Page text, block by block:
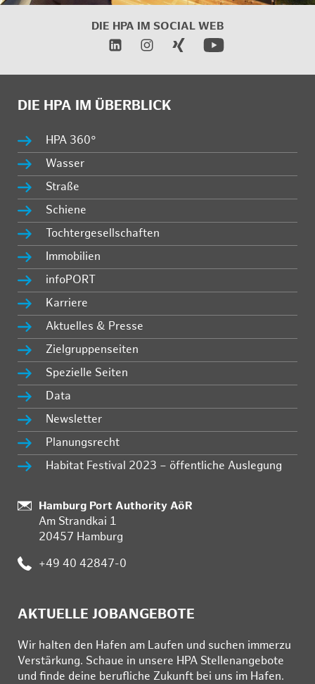
DIE HPA IM SOCIAL WEB
DIE HPA IM ÜBERBLICK
HPA 360°
Wasser
Straße
Schiene
Tochtergesellschaften
Immobilien
infoPORT
Karriere
Aktuelles & Presse
Zielgruppenseiten
Spezielle Seiten
Data
Newsletter
Planungsrecht
Habitat Festival 2023 – öffentliche Auslegung
Standort:
Hamburg Port Authority AöR
Am Strandkai 1
20457 Hamburg
Telefon:
+49 40 42847-0
AKTUELLE JOBANGEBOTE
Wir hal­ten den Ha­fen am Lau­fen und su­chen im­mer­zu
Ver­stär­kung. Schau­e in un­se­re HPA Stel­len­an­ge­bo­te
und fin­de deine be­ruf­li­che Zu­kunft bei uns im Ha­fen.